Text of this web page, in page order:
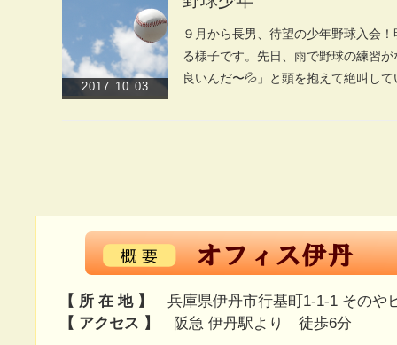
2017.10.03
９月から長男、待望の少年野球入会
る様子です。先日、雨で野球の練習
良いんだ〜💦」と頭を抱えて絶叫し
【 所 在 地 】
兵庫県伊丹市行基町1-1-1 そのや
【 アクセス 】
阪急 伊丹駅より 徒歩6分